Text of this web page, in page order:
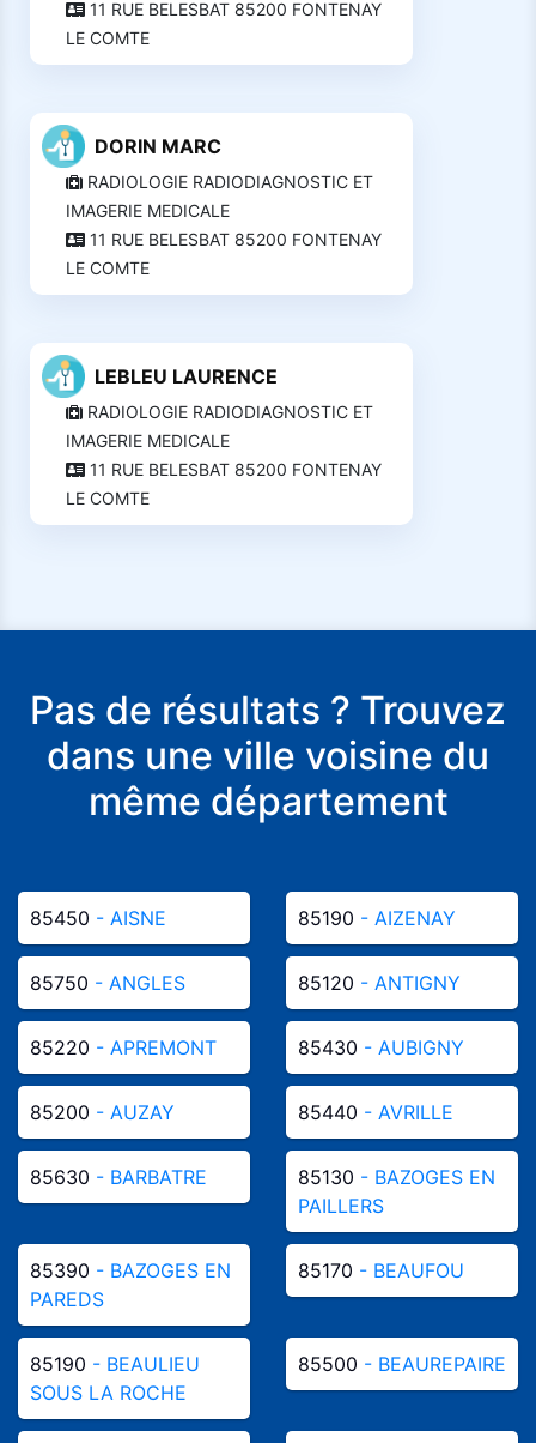
11 RUE BELESBAT 85200 FONTENAY
LE COMTE
DORIN MARC
RADIOLOGIE RADIODIAGNOSTIC ET
IMAGERIE MEDICALE
11 RUE BELESBAT 85200 FONTENAY
LE COMTE
LEBLEU LAURENCE
RADIOLOGIE RADIODIAGNOSTIC ET
IMAGERIE MEDICALE
11 RUE BELESBAT 85200 FONTENAY
LE COMTE
Pas de résultats ? Trouvez
dans une ville voisine du
même département
85450 - AISNE 85190 - AIZENAY
85750 - ANGLES 85120 - ANTIGNY
85220 - APREMONT 85430 - AUBIGNY
85200 - AUZAY 85440 - AVRILLE
85630 - BARBATRE 85130 - BAZOGES EN
PAILLERS
85390 - BAZOGES EN
PAREDS
85170 - BEAUFOU
85190 - BEAULIEU
SOUS LA ROCHE
85500 - BEAUREPAIRE